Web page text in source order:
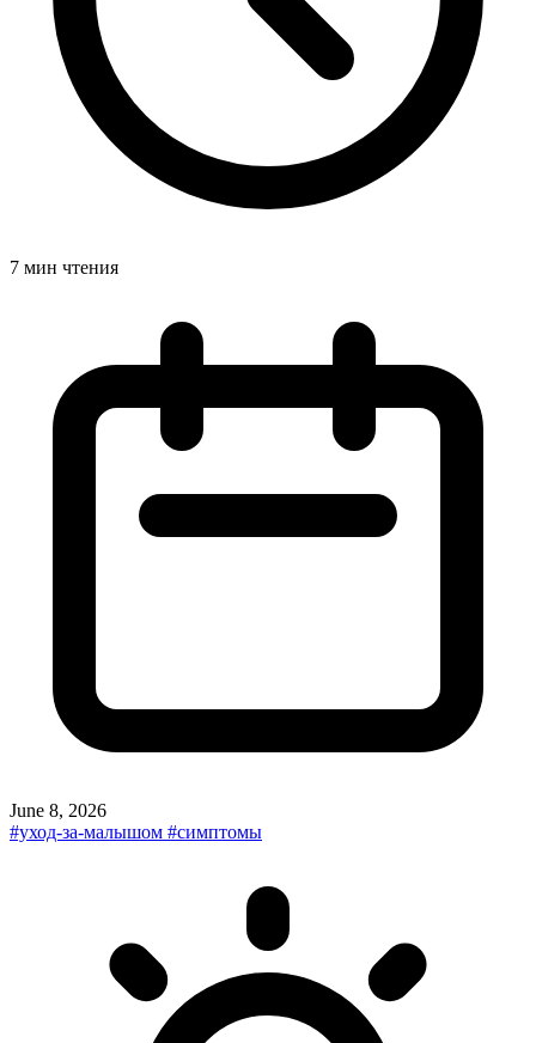
7 мин чтения
June 8, 2026
#уход-за-малышом #симптомы